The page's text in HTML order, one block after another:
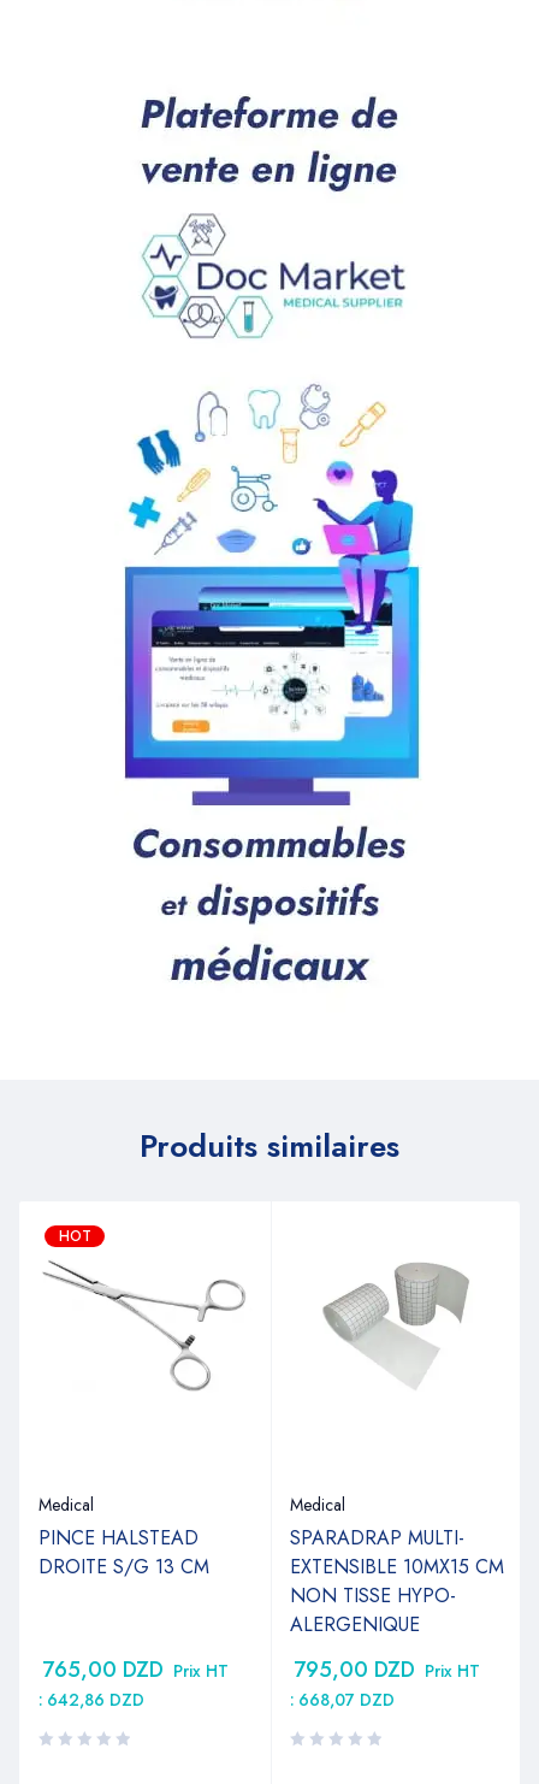
Produits similaires
HOT
Medical
PINCE HALSTEAD
DROITE S/G 13 CM
765,00 DZD Prix HT
: 642,86 DZD
Medical
SPARADRAP MULTI-
EXTENSIBLE 10MX15 CM
NON TISSE HYPO-
ALERGENIQUE
795,00 DZD Prix HT
: 668,07 DZD